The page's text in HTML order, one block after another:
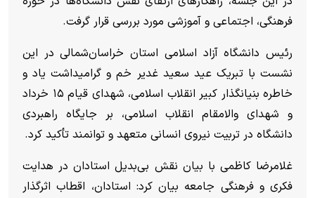
فرهنگی، اجتماعی و آموزشی مورد بررسی قرار گرفت.
رئیس دانشگاه آزاد اسلامی استان خراسان‌شمالی در این
نشست با تبریک عید سعید غدیر خم و گرامیداشت یاد و
خاطره بنیانگذار کبیر انقلاب اسلامی، شهدای قیام ۱۵ خرداد
و شهدای والامقام انقلاب اسلامی، بر جایگاه راهبردی
دانشگاه در تربیت نیروی انسانی متعهد و توانمند تأکید کرد.
غلامرضا کاظمی با بیان نقش بی‌بدیل استادان در هدایت
فکری و فرهنگی جامعه بیان کرد: استادان، اقطاب اثرگذار